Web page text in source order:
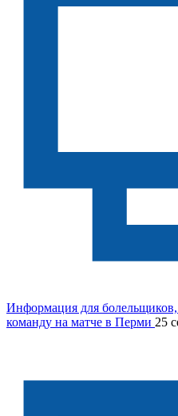
Информация для
команду на матче в Перми 25